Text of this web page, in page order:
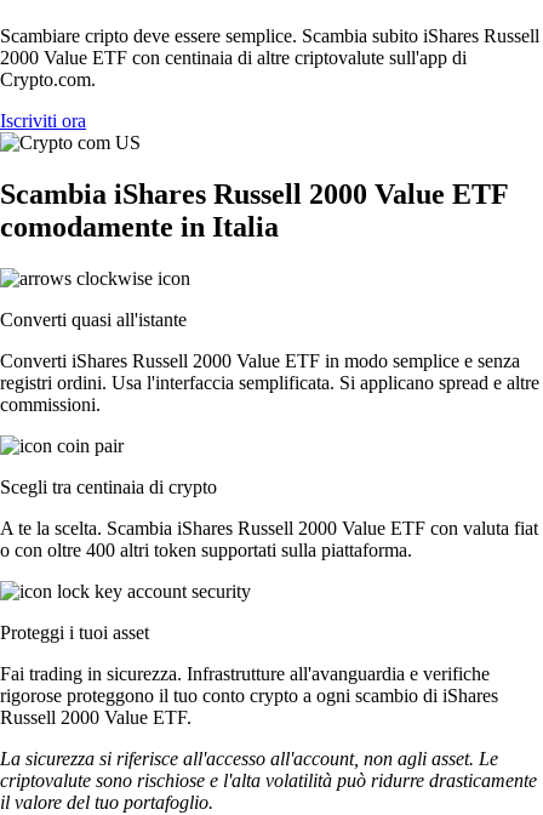
Scambiare cripto deve essere semplice. Scambia subito iShares Russell
2000 Value ETF con centinaia di altre criptovalute sull'app di
Crypto.com.
Iscriviti ora
Scambia iShares Russell 2000 Value ETF
comodamente in Italia
Converti quasi all'istante
Converti iShares Russell 2000 Value ETF in modo semplice e senza
registri ordini. Usa l'interfaccia semplificata. Si applicano spread e altre
commissioni.
Scegli tra centinaia di crypto
A te la scelta. Scambia iShares Russell 2000 Value ETF con valuta fiat
o con oltre 400 altri token supportati sulla piattaforma.
Proteggi i tuoi asset
Fai trading in sicurezza. Infrastrutture all'avanguardia e verifiche
rigorose proteggono il tuo conto crypto a ogni scambio di iShares
Russell 2000 Value ETF.
La sicurezza si riferisce all'accesso all'account, non agli asset. Le
criptovalute sono rischiose e l'alta volatilità può ridurre drasticamente
il valore del tuo portafoglio.